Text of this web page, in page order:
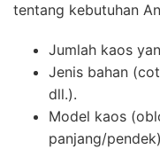
tentang kebutuhan
Jumlah kaos
Jenis bahan
dll.).
Model kaos
panjang/